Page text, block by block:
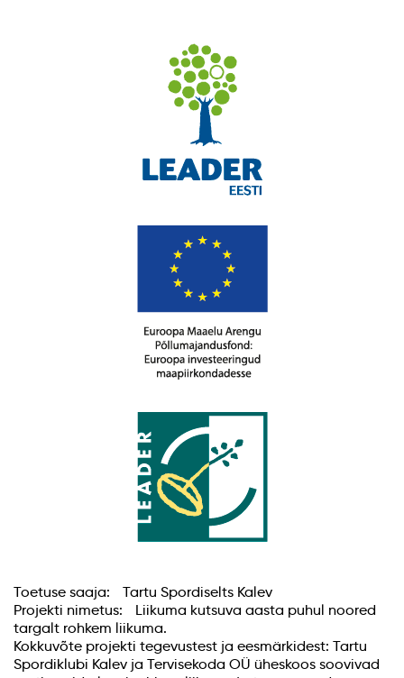
Toetuse saaja: Tartu Spordiselts Kalev
Projekti nimetus: Liikuma kutsuva aasta puhul noored
targalt rohkem liikuma.
Kokkuvõte projekti tegevustest ja eesmärkidest: Tartu
Spordiklubi Kalev ja Tervisekoda OÜ üheskoos soovivad